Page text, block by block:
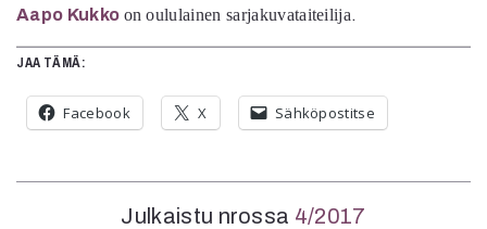
Aapo Kukko on oululainen sarjakuvataiteilija.
Julkaistu nrossa 4/2017
JAA TÄMÄ:
Facebook X Sähköpostitse